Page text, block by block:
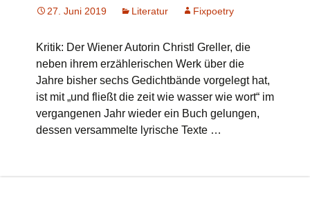
27. Juni 2019 Literatur Fixpoetry
Kritik: Der Wiener Autorin Christl Greller, die
neben ihrem erzählerischen Werk über die
Jahre bisher sechs Gedichtbände vorgelegt hat,
ist mit „und fließt die zeit wie wasser wie wort“ im
vergangenen Jahr wieder ein Buch gelungen,
dessen versammelte lyrische Texte …